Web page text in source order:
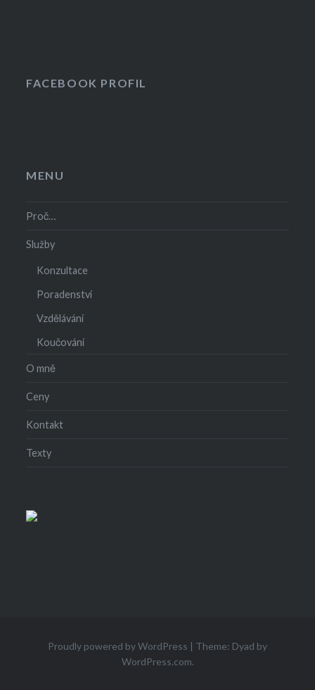
FACEBOOK PROFIL
MENU
Proč…
Služby
Konzultace
Poradenství
Vzdělávání
Koučování
O mně
Ceny
Kontakt
Texty
Proudly powered by WordPress | Theme: Dyad by
WordPress.com.